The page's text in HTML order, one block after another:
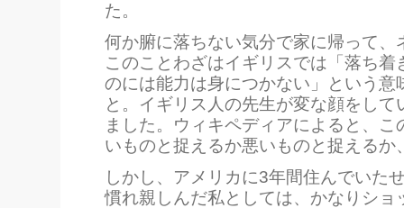
た。
何か腑に落ちない気分で家に帰って、
このことわざはイギリスでは「落ち着
のには能力は身につかない」という意
と。イギリス人の先生が変な顔をし
ました。ウィキペディアによると、
いものと捉えるか悪いものと捉えるか
しかし、アメリカに3年間住んでいた
慣れ親しんだ私としては、かなりショ